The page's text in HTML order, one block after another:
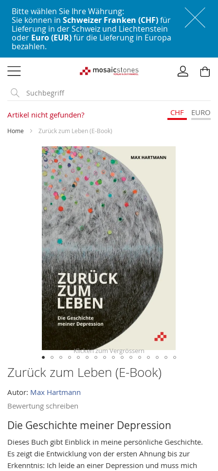
Bitte wählen Sie Ihre Währung:
Sie können in Schweizer Franken (CHF)für
Lieferung in der Schweiz und Liechtenstein
oder Euro (EUR)für die Lieferung in Europa
bezahlen.
zum
Inhalt
Artikel nicht gefunden? CHF EURO
Home Zurück zum Leben (E-Book)
Zurück zum Leben (E-Book)
Autor: Max Hartmann
Bewertung schreiben
Die Geschichte meiner Depression
Dieses Buch gibt Einblick in meine persönliche Geschichte.
Es zeigt die Entwicklung von der ersten Ahnung bis zur
Erkenntnis: Ich leide an einer Depression und muss mich
Skip
the
beginning
the
images
gallery